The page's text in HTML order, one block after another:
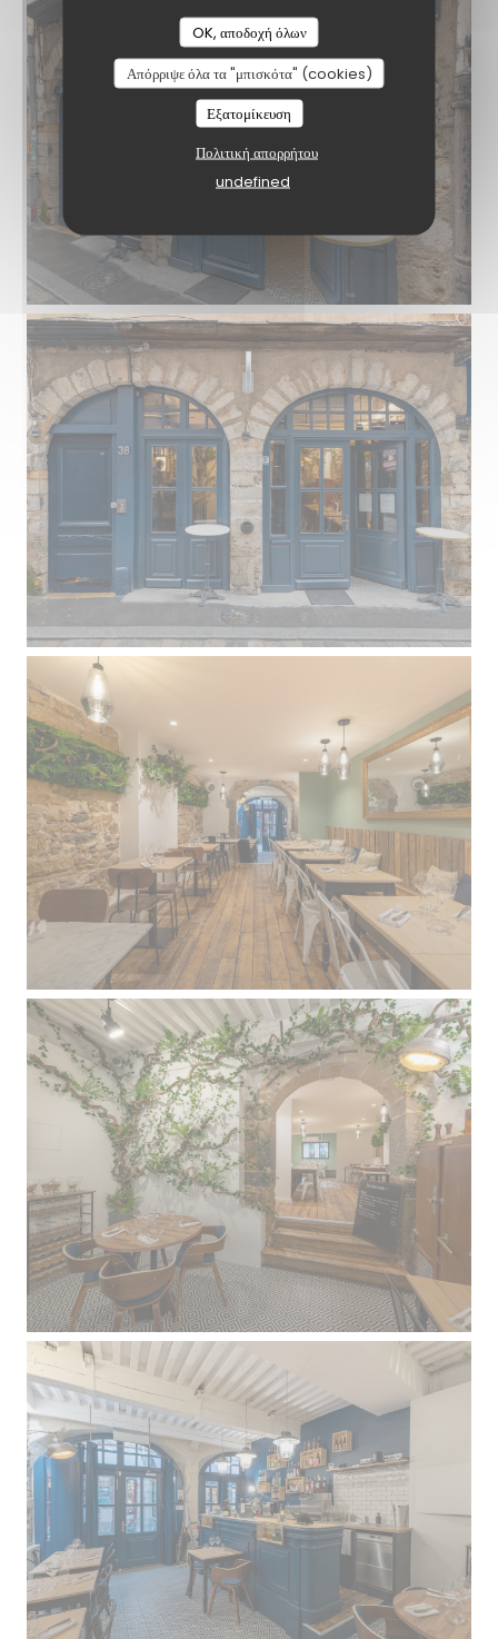
OK, αποδοχή όλων
Απόρριψε όλα τα "μπισκότα" (cookies)
Εξατομίκευση
Πολιτική απορρήτου
undefined